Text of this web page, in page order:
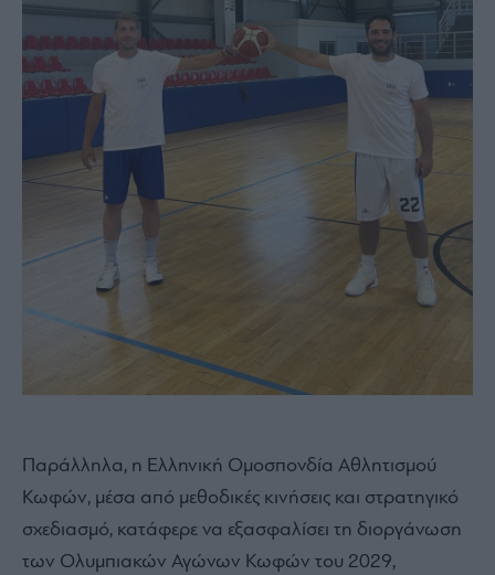
Παράλληλα, η Ελληνική Ομοσπονδία Αθλητισμού
Κωφών, μέσα από μεθοδικές κινήσεις και στρατηγικό
σχεδιασμό, κατάφερε να εξασφαλίσει τη διοργάνωση
των Ολυμπιακών Αγώνων Κωφών του 2029,